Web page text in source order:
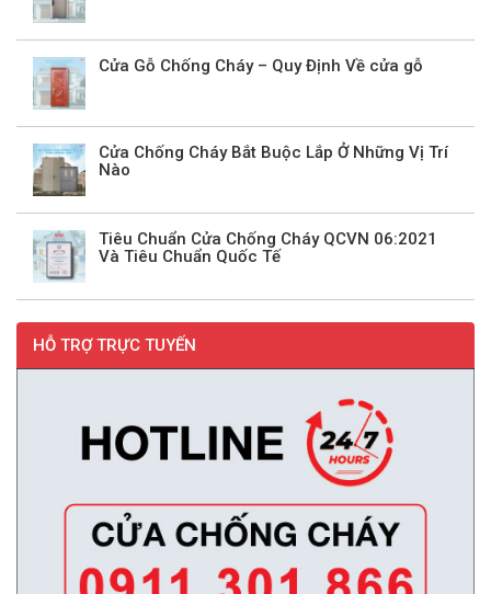
Cửa Gỗ Chống Cháy – Quy Định Về cửa gỗ
Cửa Chống Cháy Bắt Buộc Lắp Ở Những Vị Trí
Nào
Tiêu Chuẩn Cửa Chống Cháy QCVN 06:2021
Và Tiêu Chuẩn Quốc Tế
HỖ TRỢ TRỰC TUYẾN